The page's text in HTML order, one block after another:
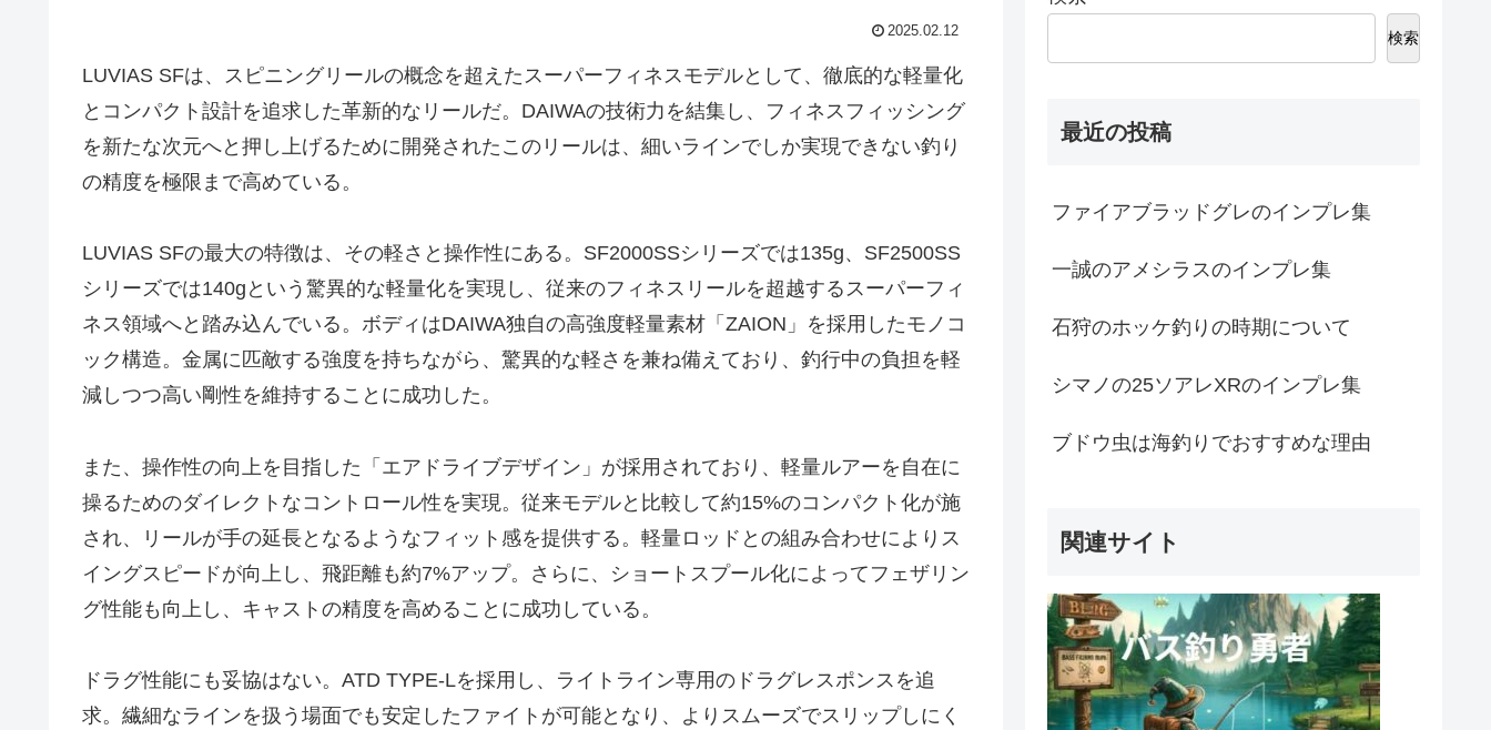
2025.02.12
LUVIAS SFは、スピニングリールの概念を超えたスーパーフィネスモデルとして、徹底的な軽量化
とコンパクト設計を追求した革新的なリールだ。DAIWAの技術力を結集し、フィネスフィッシング
を新たな次元へと押し上げるために開発されたこのリールは、細いラインでしか実現できない釣り
の精度を極限まで高めている。
LUVIAS SFの最大の特徴は、その軽さと操作性にある。SF2000SSシリーズでは135g、SF2500SS
シリーズでは140gという驚異的な軽量化を実現し、従来のフィネスリールを超越するスーパーフィ
ネス領域へと踏み込んでいる。ボディはDAIWA独自の高強度軽量素材「ZAION」を採用したモノコ
ック構造。金属に匹敵する強度を持ちながら、驚異的な軽さを兼ね備えており、釣行中の負担を軽
減しつつ高い剛性を維持することに成功した。
また、操作性の向上を目指した「エアドライブデザイン」が採用されており、軽量ルアーを自在に
操るためのダイレクトなコントロール性を実現。従来モデルと比較して約15%のコンパクト化が施
され、リールが手の延長となるようなフィット感を提供する。軽量ロッドとの組み合わせによりス
イングスピードが向上し、飛距離も約7%アップ。さらに、ショートスプール化によってフェザリン
グ性能も向上し、キャストの精度を高めることに成功している。
ドラグ性能にも妥協はない。ATD TYPE-Lを採用し、ライトライン専用のドラグレスポンスを追
求。繊細なラインを扱う場面でも安定したファイトが可能となり、よりスムーズでスリップしにく
検索
最近の投稿
ファイアブラッドグレのインプレ集
一誠のアメシラスのインプレ集
石狩のホッケ釣りの時期について
シマノの25ソアレXRのインプレ集
ブドウ虫は海釣りでおすすめな理由
関連サイト